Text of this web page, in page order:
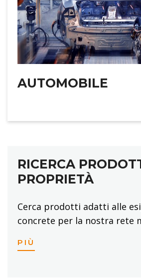
AUTOMOBILE
RICERCA
PROPRIETÀ
Cerca prodotti adatti alle
concrete per la nostra rete
PIÙ